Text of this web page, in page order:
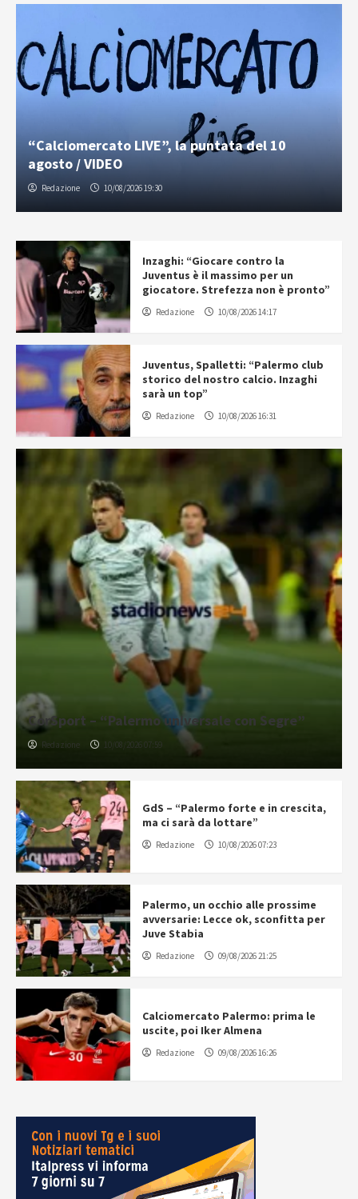
“Calciomercato LIVE”, la puntata del 10
agosto / VIDEO
Redazione 10/08/2026 19:30
Inzaghi: “Giocare contro la
Juventus è il massimo per un
giocatore. Strefezza non è pronto”
Redazione 10/08/2026 14:17
Juventus, Spalletti: “Palermo club
storico del nostro calcio. Inzaghi
sarà un top”
Redazione 10/08/2026 16:31
CorSport – “Palermo universale con Segre”
Redazione 10/08/2026 07:59
GdS – “Palermo forte e in crescita,
ma ci sarà da lottare”
Redazione 10/08/2026 07:23
Palermo, un occhio alle prossime
avversarie: Lecce ok, sconfitta per
Juve Stabia
Redazione 09/08/2026 21:25
Calciomercato Palermo: prima le
uscite, poi Iker Almena
Redazione 09/08/2026 16:26